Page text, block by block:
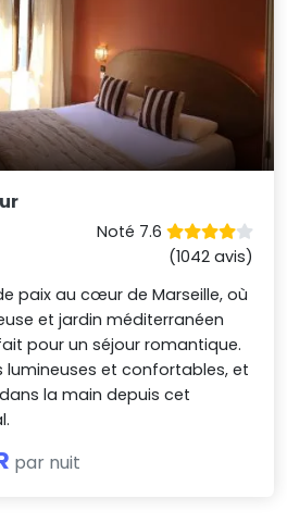
Noté 7.6
(1042 avis)
paix au cœur de Marseille, où
et jardin méditerranéen
pour un séjour romantique.
lumineuses et confortables, et
la main depuis cet
par nuit